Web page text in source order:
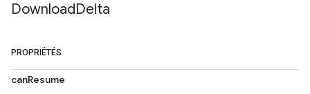
DownloadDelta
PROPRIÉTÉS
canResume